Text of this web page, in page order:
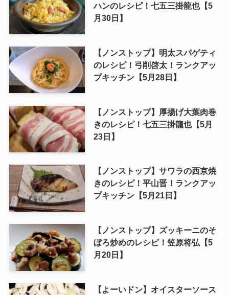
ハンのレシピ！七五三掛龍也【5
月30日】
【ノンストップ】明太スパゲティ
のレシピ！弓削啓太！ランクアッ
プキッチン【5月28日】
【ノンストップ】厚揚げ大葉肉巻
きのレシピ！七五三掛龍也【5月
23日】
【ノンストップ】サワラの西京焼
きのレシピ！平山晋！ランクアッ
プキッチン【5月21日】
【ノンストップ】ズッキーニのそ
ぼろ炒めのレシピ！笠原将弘【5
月20日】
【よーいドン】オイスターソース